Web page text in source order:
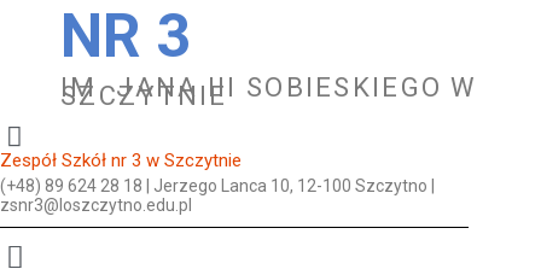
NR 3
IM. JANA III SOBIESKIEGO W
SZCZYTNIE
Zespół Szkół nr 3 w Szczytnie
(+48) 89 624 28 18 | Jerzego Lanca 10, 12-100 Szczytno |
zsnr3@loszczytno.edu.pl